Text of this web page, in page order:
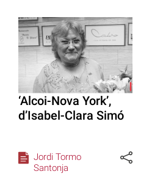
‘Alcoi-Nova York’,
d’Isabel-Clara Simó
Jordi Tormo
Santonja